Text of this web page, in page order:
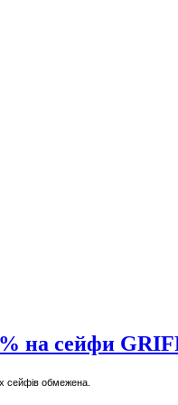
на сейфи
сейфів обмежена.